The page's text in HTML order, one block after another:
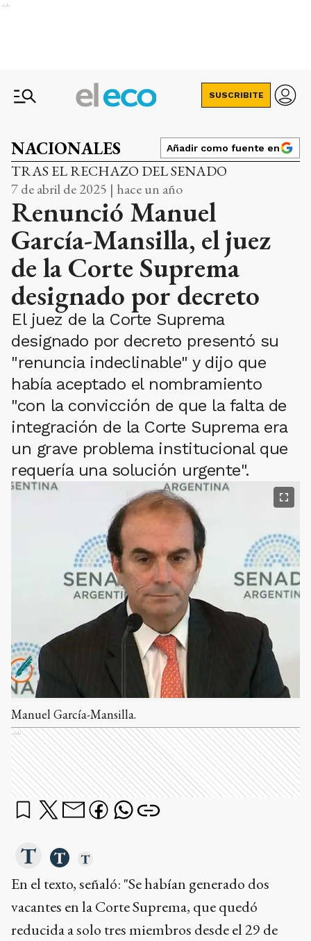
Ads
SUSCRIBITE
NACIONALES Añadir como fuente en
TRAS EL RECHAZO DEL SENADO
7 de abril de 2025 | hace un año
Renunció Manuel
García-Mansilla, el juez
de la Corte Suprema
designado por decreto
El juez de la Corte Suprema
designado por decreto presentó su
"renuncia indeclinable" y dijo que
había aceptado el nombramiento
"con la convicción de que la falta de
integración de la Corte Suprema era
un grave problema institucional que
requería una solución urgente".
Manuel García-Mansilla.
Ads
En el texto, señaló: "Se habían generado dos
vacantes en la Corte Suprema, que quedó
reducida a solo tres miembros desde el 29 de